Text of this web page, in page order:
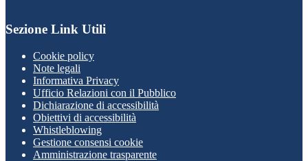
Sezione Link Utili
Cookie policy
Note legali
Informativa Privacy
Ufficio Relazioni con il Pubblico
Dichiarazione di accessibilità
Obiettivi di accessibilità
Whistleblowing
Gestione consensi cookie
Amministrazione trasparente